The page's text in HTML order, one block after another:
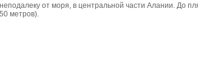
от моря, в центральной части Алании. До
метров).